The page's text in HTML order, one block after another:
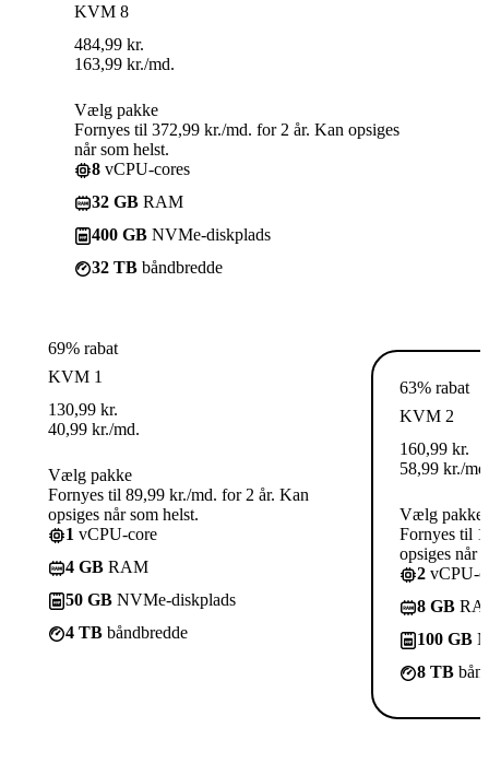
KVM 8
484,99 kr.
163,99 kr./md.
Vælg pakke
Fornyes til 372,99 kr./md. for 2 år. Kan opsiges
når som helst.
8 vCPU-cores
32 GB RAM
400 GB NVMe-diskplads
32 TB båndbredde
69% rabat
KVM 1
130,99 kr.
40,99 kr./md.
Vælg pakke
Fornyes til 89,99 kr./md. for 2 år. Kan
opsiges når som helst.
1 vCPU-core
4 GB RAM
50 GB NVMe-diskplads
4 TB båndbredde
63% rabat
KVM 2
160,99 kr.
58,99 kr./
Vælg pakke
Fornyes til
opsiges når
2 vCPU-
8 GB
100 GB
8 TB